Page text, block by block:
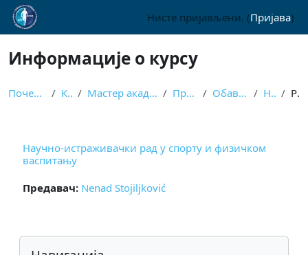
Иди на главни садржај
Нисте пријављени. (Пријава)
Информације о курсу
Почетна страница Курсеви Мастер академске студије - класичне Први семестар Обавезни предмети НИРСФВ Резиме
Научно-истраживачки рад у спорту и физичком
васпитању
Предавач: Nenad Stojiljković
Блокови
Прескочи Навигација